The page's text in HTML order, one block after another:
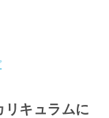
リキュラムに